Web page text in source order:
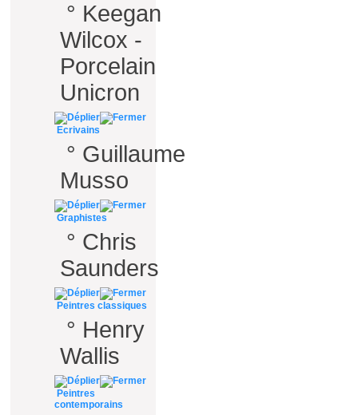
° Keegan
Wilcox -
Porcelain
Unicron
Ecrivains
° Guillaume
Musso
Graphistes
° Chris
Saunders
Peintres classiques
° Henry
Wallis
Peintres
contemporains